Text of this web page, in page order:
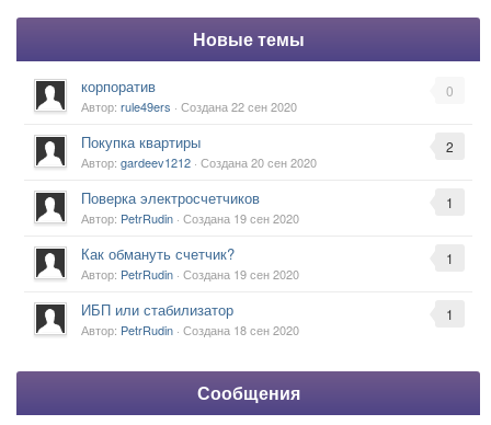
Новые темы
0
корпоратив
Автор: rule49ers · Создана22 сен 2020
2
Покупка квартиры
Автор: gardeev1212 · Создана20 сен 2020
1
Поверка электросчетчиков
Автор: PetrRudin · Создана 19 сен 2020
1
Как обмануть счетчик?
Автор: PetrRudin · Создана 19 сен 2020
1
ИБП или стабилизатор
Автор: PetrRudin · Создана 18 сен 2020
Сообщения